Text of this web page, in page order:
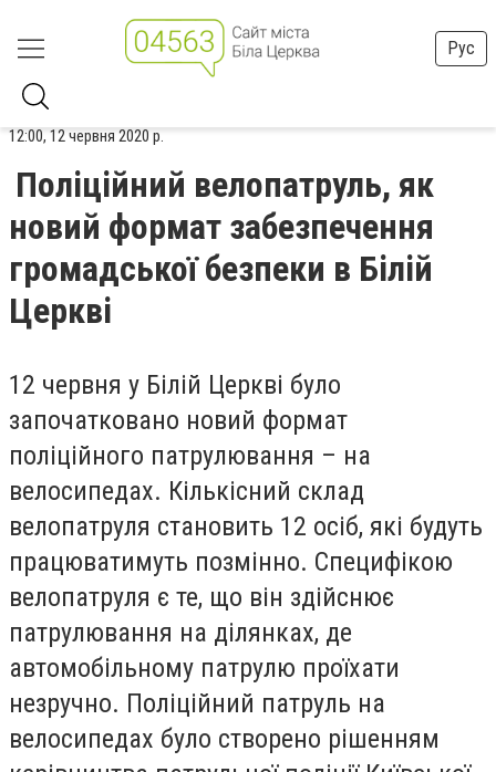
Рус
12:00, 12 червня 2020 р.
Поліційний велопатруль, як
новий формат забезпечення
громадської безпеки в Білій
Церкві
12 червня у Білій Церкві було
започатковано новий формат
поліційного патрулювання – на
велосипедах. Кількісний склад
велопатруля становить 12 осіб, які будуть
працюватимуть позмінно. Специфікою
велопатруля є те, що він здійснює
патрулювання на ділянках, де
автомобільному патрулю проїхати
незручно. Поліційний патруль на
велосипедах було створено рішенням